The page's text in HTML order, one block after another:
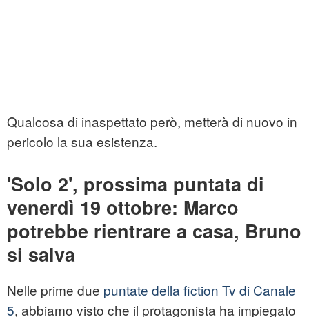
Qualcosa di inaspettato però, metterà di nuovo in
pericolo la sua esistenza.
'Solo 2', prossima puntata di
venerdì 19 ottobre: Marco
potrebbe rientrare a casa, Bruno
si salva
Nelle prime due puntate della fiction Tv di Canale
5, abbiamo visto che il protagonista ha impiegato